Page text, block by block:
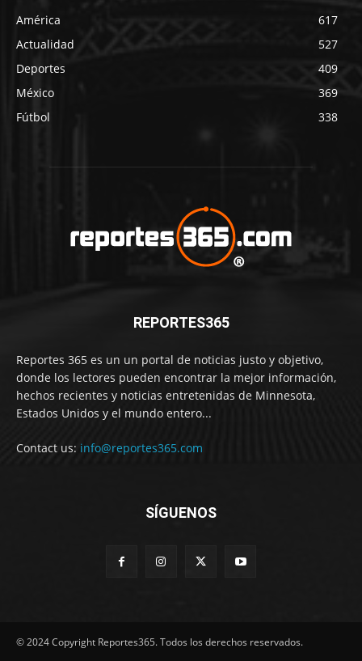
América
617
Actualidad
527
Deportes
409
México
369
Fútbol
338
REPORTES365
Reportes 365 es un un portal de noticias justo y objetivo,
donde los lectores pueden encontrar la mejor información,
hechos recientes y noticias entretenidas de Minnesota,
Estados Unidos y el mundo entero...
Contact us: info@reportes365.com
SÍGUENOS
© 2024 Copyright Reportes365. Todos los derechos reservados.